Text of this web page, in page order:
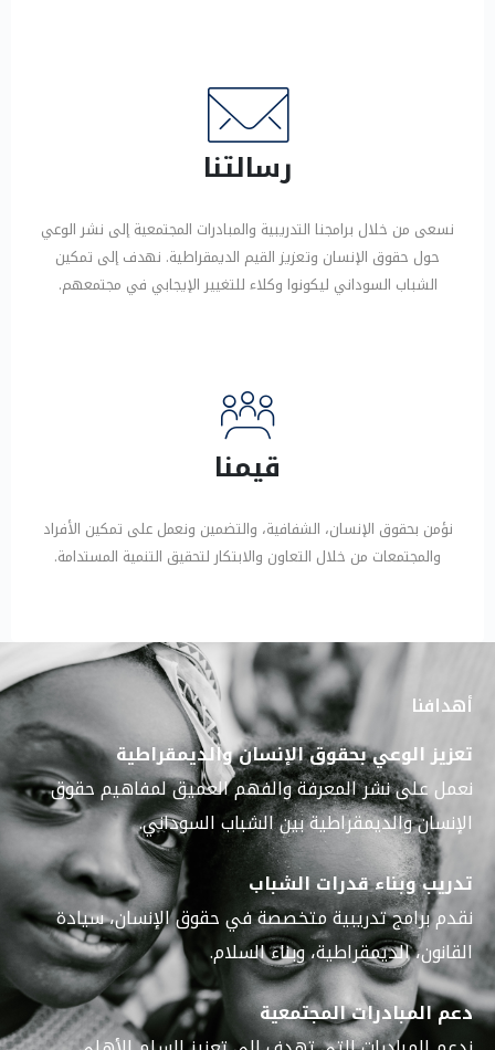
رسالتنا
نسعى من خلال برامجنا التدريبية والمبادرات المجتمعية إلى نشر الوعي
حول حقوق الإنسان وتعزيز القيم الديمقراطية. نهدف إلى تمكين
الشباب السوداني ليكونوا وكلاء للتغيير الإيجابي في مجتمعهم.
قيمنا
نؤمن بحقوق الإنسان، الشفافية، والتضمين ونعمل على تمكين الأفراد
والمجتمعات من خلال التعاون والابتكار لتحقيق التنمية المستدامة.
أهدافنا
تعزيز الوعي بحقوق الإنسان والديمقراطية
نعمل على نشر المعرفة والفهم العميق لمفاهيم حقوق
الإنسان والديمقراطية بين الشباب السوداني.
تدريب وبناء قدرات الشباب
نقدم برامج تدريبية متخصصة في حقوق الإنسان، سيادة
القانون، الديمقراطية، وبناء السلام.
دعم المبادرات المجتمعية